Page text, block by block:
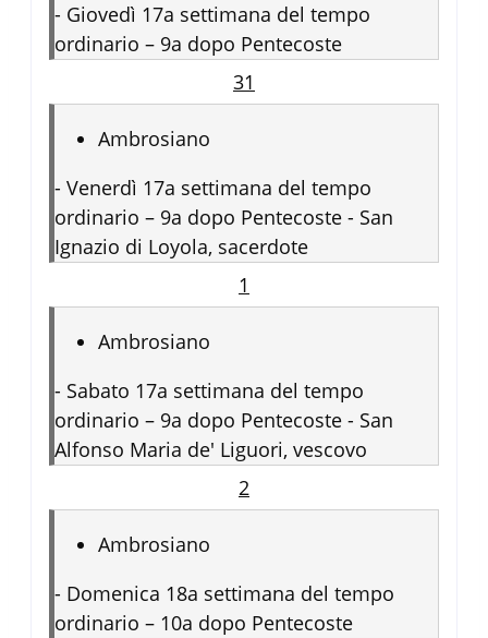
- Giovedì 17a settimana del tempo
ordinario – 9a dopo Pentecoste
31
Ambrosiano
- Venerdì 17a settimana del tempo
ordinario – 9a dopo Pentecoste - San
Ignazio di Loyola, sacerdote
1
Ambrosiano
- Sabato 17a settimana del tempo
ordinario – 9a dopo Pentecoste - San
Alfonso Maria de' Liguori, vescovo
2
Ambrosiano
- Domenica 18a settimana del tempo
ordinario – 10a dopo Pentecoste